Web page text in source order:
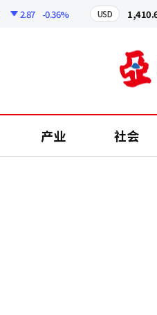
2.87 -0.36% USD 1,410.60
产业 社会